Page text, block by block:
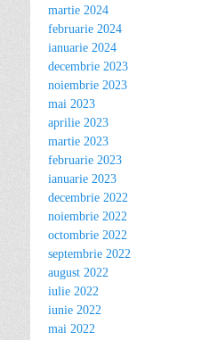
martie 2024
februarie 2024
ianuarie 2024
decembrie 2023
noiembrie 2023
mai 2023
aprilie 2023
martie 2023
februarie 2023
ianuarie 2023
decembrie 2022
noiembrie 2022
octombrie 2022
septembrie 2022
august 2022
iulie 2022
iunie 2022
mai 2022